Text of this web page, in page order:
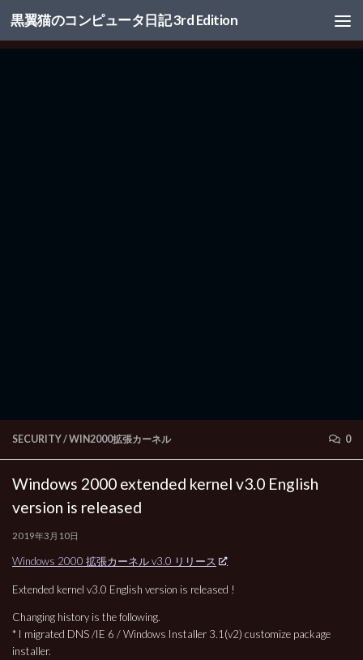
コンテンツへスキップ
黒翼猫のコンピュータ日記 3rd Edition
SECURITY/WIN2000拡張カーネル 0
Windows 2000 extended kernel v3.0 English
version is released
2019年3月10日
Windows 2000 拡張カーネル v3.0 リリース
Extended kernel v3.0 English version is released !
Changing history is the following.
* I migrated DNS /IE 6 / Windows Installer 3.1(v2) customize package
installer.